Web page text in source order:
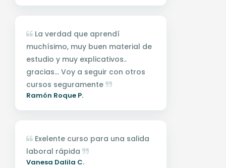
La verdad que aprendí
muchísimo, muy buen material de
estudio y muy explicativos..
gracias... Voy a seguir con otros
cursos seguramente
Ramón Roque P.
Exelente curso para una salida
laboral rápida
Vanesa Dalila C.